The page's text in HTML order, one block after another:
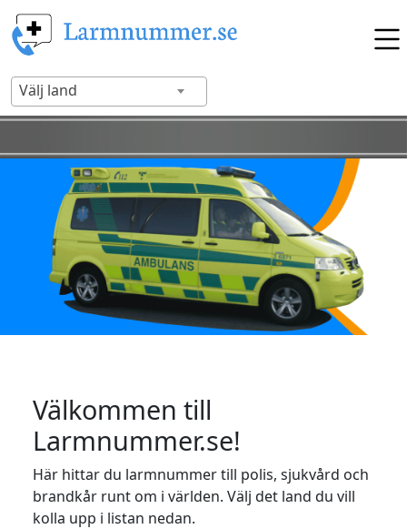
Välj land
Välkommen till
Larmnummer.se!
Här hittar du larmnummer till polis, sjukvård och
brandkår runt om i världen. Välj det land du vill
kolla upp i listan nedan.